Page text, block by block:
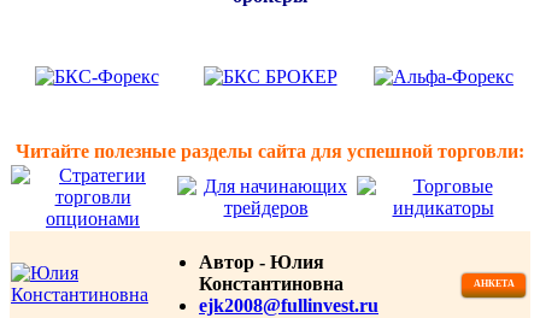
Читайте полезные разделы сайта для успешной торговли:
Автор - Юлия
Константиновна
ejk2008@fullinvest.ru
АНКЕТА